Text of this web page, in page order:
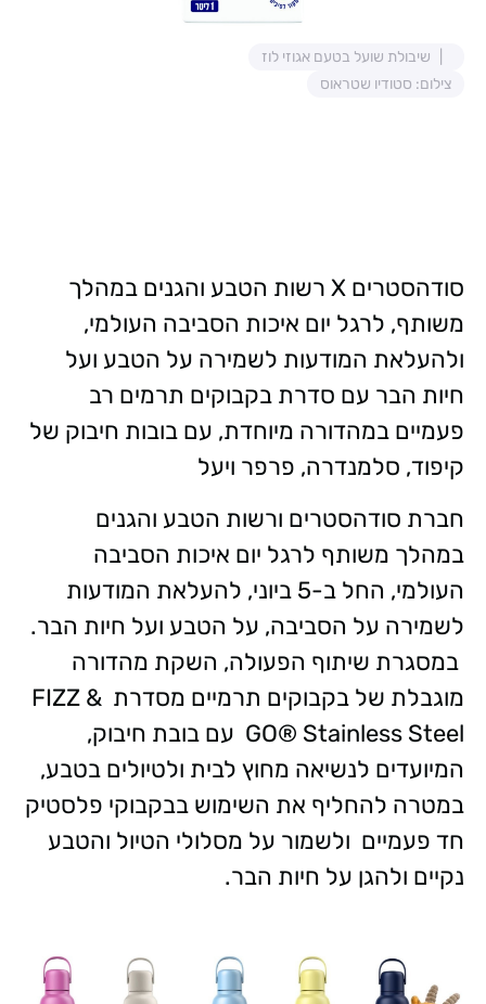
שיבולת שועל בטעם אגוזי לוז
צילום: סטודיו שטראוס
סודהסטרים X רשות הטבע והגנים במהלך
משותף, לרגל יום איכות הסביבה העולמי,
ולהעלאת המודעות לשמירה על הטבע ועל
חיות הבר עם סדרת בקבוקים תרמים רב
פעמיים במהדורה מיוחדת, עם בובות חיבוק של
קיפוד, סלמנדרה, פרפר ויעל
חברת סודהסטרים ורשות הטבע והגנים
במהלך משותף לרגל יום איכות הסביבה
העולמי, החל ב-5 ביוני, להעלאת המודעות
לשמירה על הסביבה, על הטבע ועל חיות הבר.
במסגרת שיתוף הפעולה, השקת מהדורה
מוגבלת של בקבוקים תרמיים מסדרת FIZZ &
GO® Stainless Steel עם בובת חיבוק,
המיועדים לנשיאה מחוץ לבית ולטיולים בטבע,
במטרה להחליף את השימוש בבקבוקי פלסטיק
חד פעמיים ולשמור על מסלולי הטיול והטבע
נקיים ולהגן על חיות הבר.